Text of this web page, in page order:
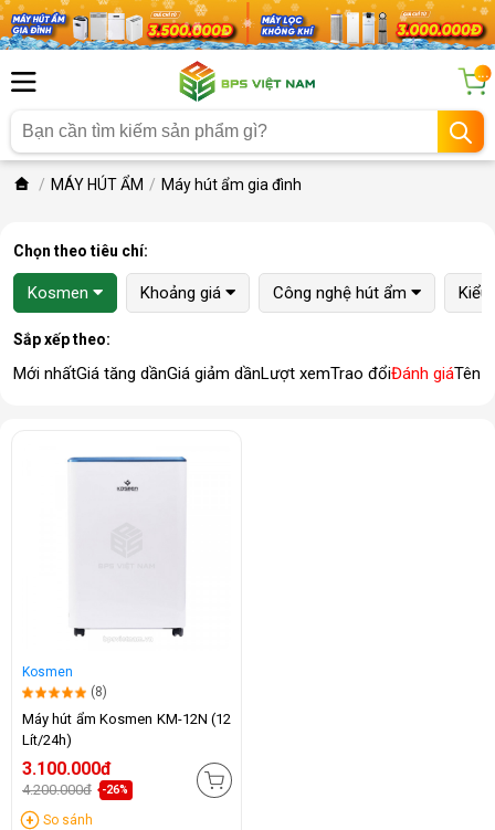
...
MÁY HÚT ẨM Máy hút ẩm gia đình
Chọn theo tiêu chí:
Kosmen Khoảng giá Công nghệ hút ẩm
Sắp xếp theo:
Mới nhấtGiá tăng dầnGiá giảm dầnLượt xemTrao đổiĐánh giáTên
Kosmen
(8)
Máy hút ẩm Kosmen KM-12N (12
Lít/24h)
3.100.000đ
4.200.000đ -26%
So sánh